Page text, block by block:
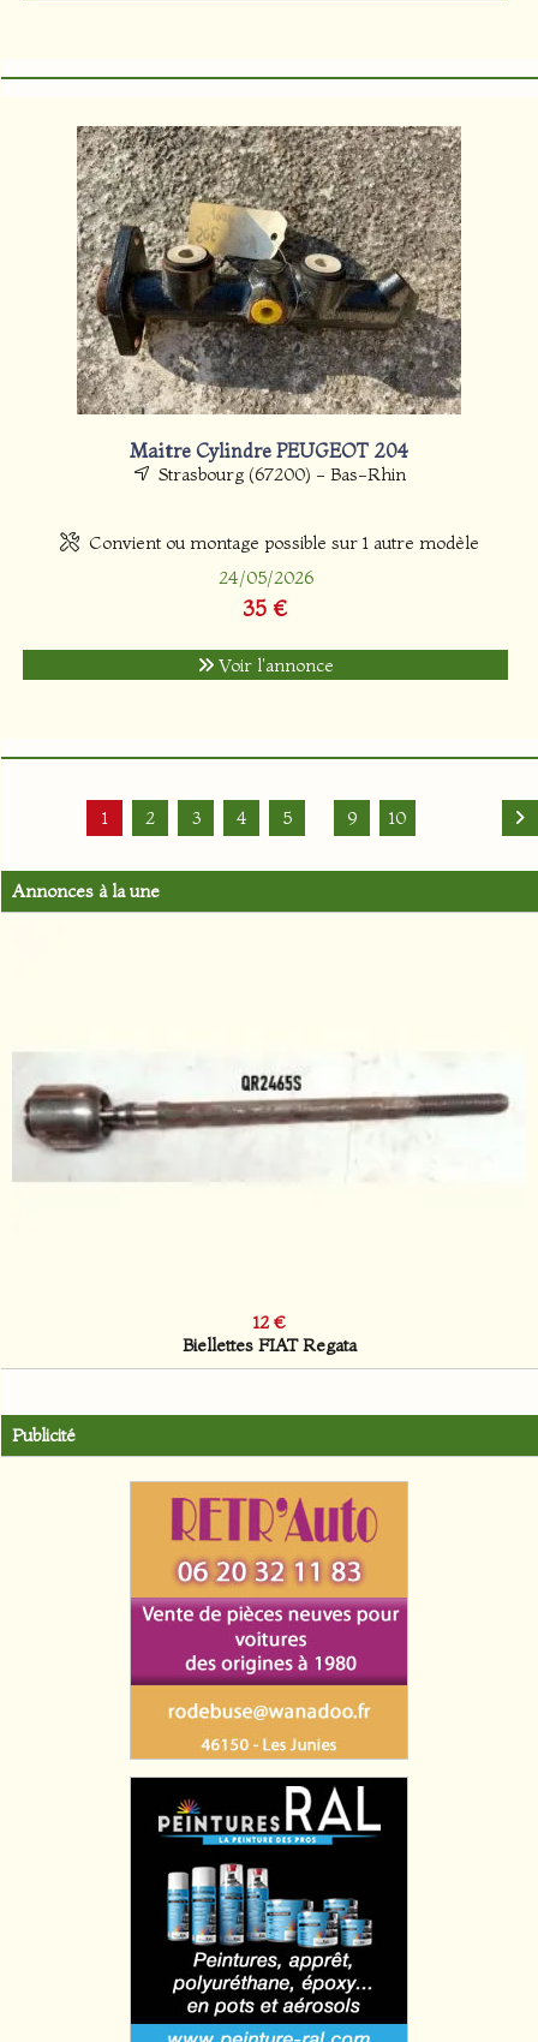
Annonces à la une
12 €
Biellettes FIAT Regata
Publicité
Maitre Cylindre PEUGEOT 204
Strasbourg (67200) - Bas-Rhin
Convient ou montage possible sur 1 autre modèle
24/05/2026
35 €
Voir l'annonce
1 2 3 4 5 9 10